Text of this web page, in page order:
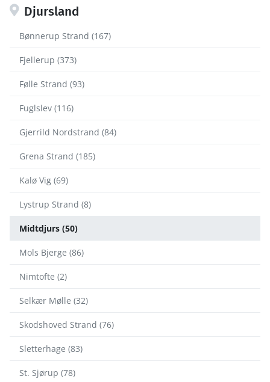
Djursland
Bønnerup Strand (167)
Fjellerup (373)
Følle Strand (93)
Fuglslev (116)
Gjerrild Nordstrand (84)
Grena Strand (185)
Kalø Vig (69)
Lystrup Strand (8)
Midtdjurs (50)
Mols Bjerge (86)
Nimtofte (2)
Selkær Mølle (32)
Skodshoved Strand (76)
Sletterhage (83)
St. Sjørup (78)